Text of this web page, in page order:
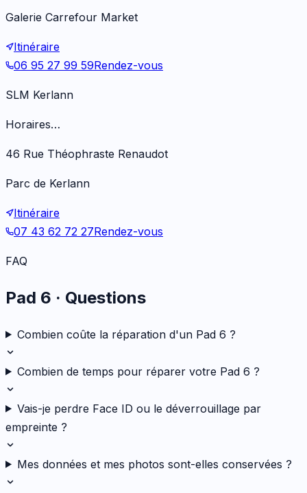
Galerie Carrefour Market
Itinéraire
06 95 27 99 59Rendez-vous
SLM Kerlann
Horaires…
46 Rue Théophraste Renaudot
Parc de Kerlann
Itinéraire
07 43 62 72 27Rendez-vous
FAQ
Pad 6 · Questions
Combien coûte la réparation d'un Pad 6 ?
Combien de temps pour réparer votre Pad 6 ?
Vais-je perdre Face ID ou le déverrouillage par
empreinte ?
Mes données et mes photos sont-elles conservées ?